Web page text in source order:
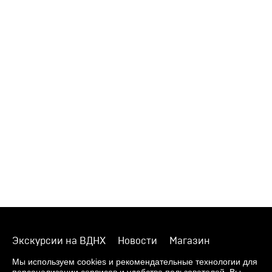
Экскурсии на ВДНХ Новости
Магазин
О музее
Фонды
Виртуальный музей
Мы используем cookies и рекомендательные технологии для